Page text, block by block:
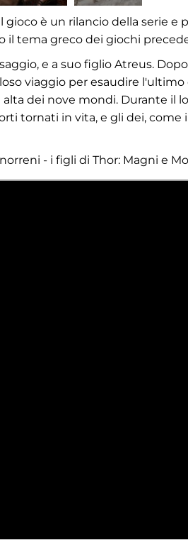
gioco è un rilancio della serie e
il tema greco dei giochi
e a suo figlio Atreus.
viaggio per esaudire l'ultimo
dei nove mondi. Durante il
tornati in vita, e gli dei, come
- i figli di Thor: Magni e